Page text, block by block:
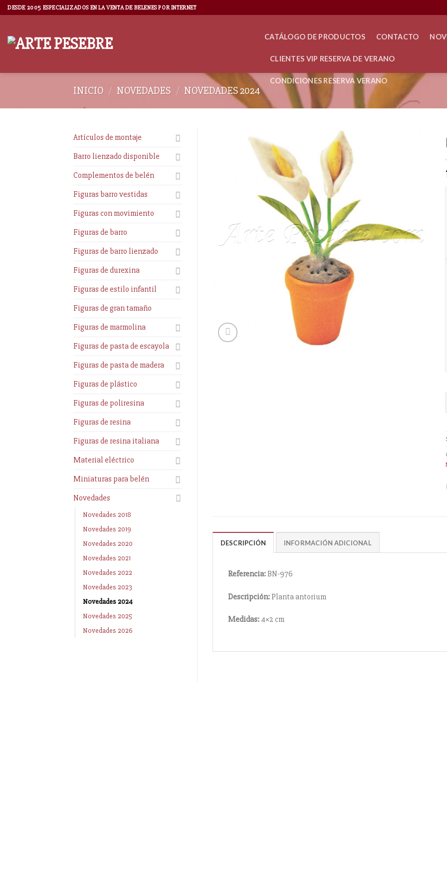
DESDE 2005 ESPECIALIZADOS EN LA VENTA DE BELENES POR INTERNET
CATÁLOGO DE PRODUCTOS CONTACTO
CLIENTES VIP RESERVA DE VERANO
CONDICIONES RESERVA VERANO
INICIO / NOVEDADES / NOVEDADES 2024
Artículos de montaje
Barro lienzado disponible
Complementos de belén
Figuras barro vestidas
Figuras con movimiento
Figuras de barro
Figuras de barro lienzado
Figuras de durexina
Figuras de estilo infantil
Figuras de gran tamaño
Figuras de marmolina
Figuras de pasta de escayola
Figuras de pasta de madera
Figuras de plástico
Figuras de poliresina
Figuras de resina
Figuras de resina italiana
Material eléctrico
Miniaturas para belén
Novedades
Novedades 2018
Novedades 2019
Novedades 2020
Novedades 2021
Novedades 2022
Novedades 2023
Novedades 2024
Novedades 2025
Novedades 2026
DESCRIPCIÓN INFORMACIÓN ADICIONAL
Referencia:BN-976
Descripción:Planta antorium
Medidas:4×2 cm